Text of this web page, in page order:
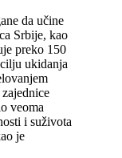
da učine
Srbije, kao
preko 150
ukidanja
veoma
i suživota
je